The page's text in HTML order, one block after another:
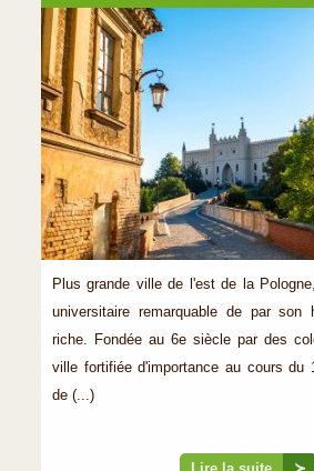
Plus grande ville de l'est de la
universitaire remarquable de par son
riche. Fondée au 6e siècle par des
ville fortifiée d'importance au cours du
de (...)